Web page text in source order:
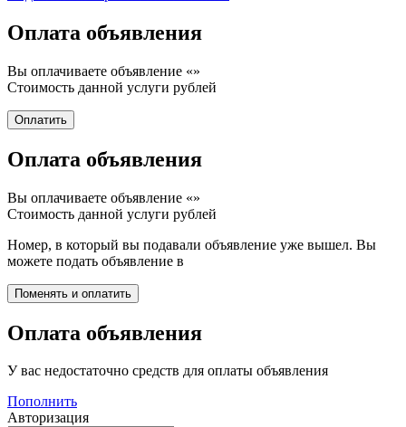
Оплата объявления
Вы оплачиваете объявление «»
Стоимость данной услуги рублей
Оплата объявления
Вы оплачиваете объявление «»
Стоимость данной услуги рублей
Номер, в который вы подавали объявление уже вышел. Вы
можете подать объявление в
Оплата объявления
У вас недостаточно средств для оплаты объявления
Пополнить
Авторизация